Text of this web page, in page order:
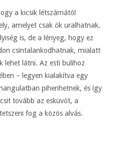
a kicsik létszámától
amelyet csak ők uralhatnak.
is, de a lényeg, hogy ez
csintalankodhatnak, mialatt
lehet látni. Az esti bulihoz
– legyen kialakítva egy
pihenhetnek, és így
tovább az esküvőt, a
fog a közös alvás.